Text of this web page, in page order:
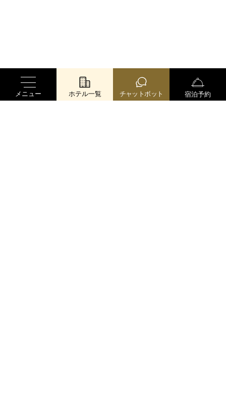
メニュー ホテル一覧 チャットボット 宿泊予約